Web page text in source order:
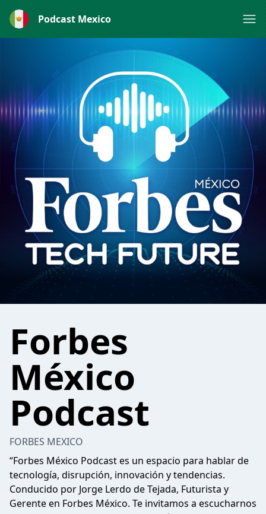
Podcast Mexico
Forbes
México
Podcast
FORBES MEXICO
“Forbes México Podcast es un espacio para hablar de
tecnología, disrupción, innovación y tendencias.
Conducido por Jorge Lerdo de Tejada, Futurista y
Gerente en Forbes México. Te invitamos a escucharnos